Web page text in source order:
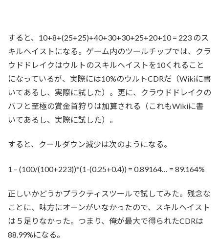
すると、10+8+(25+25)+40+30+30+25+20+10 = 223 のス
キルヘイストになる。ゲーム内のツールチップでは、クラ
ウドドレイクはウルトのスキルヘイストを10くれること
になっているが、実際には10%のウルトCDRだ（Wikiに書
いてあるし、実際に試した）。更に、クラウドドレイクの
バフと至極の賞金首狩りは加算される（これもWikiに書
いてあるし、実際に試した）。
すると、クールダウン減少は次のようになる。
1 – (100/(100+223))*(1-(0.25+0.4)) = 0.89164… = 89.164%
正しいかどうかプラクティスツールで試してみた。残念な
ことに、味方にオーンがいなかったので、スキルヘイスト
は５足りなかった。つまり、俺が最大で得られたCDRは
88.99%になる。